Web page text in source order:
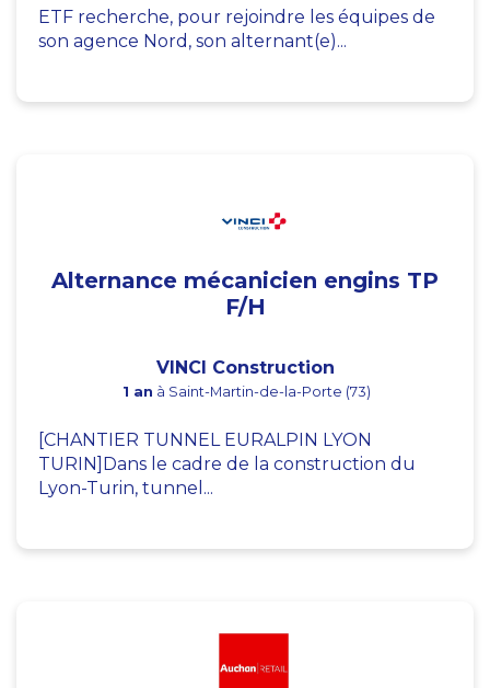
ETF recherche, pour rejoindre les équipes de
son agence Nord, son alternant(e)...
Alternance mécanicien engins TP
F/H
VINCI Construction
1 an à Saint-Martin-de-la-Porte (73)
[CHANTIER TUNNEL EURALPIN LYON
TURIN]Dans le cadre de la construction du
Lyon-Turin, tunnel...